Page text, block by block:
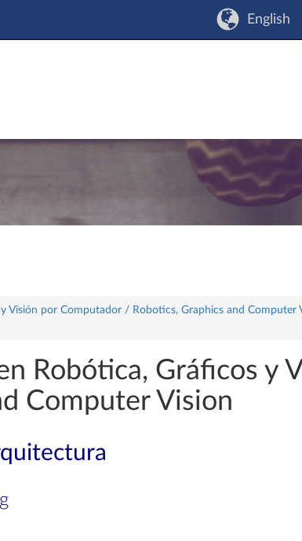
English
Visión por Computador / Robotics, Graphics and Computer
Robótica, Gráficos y
Computer Vision